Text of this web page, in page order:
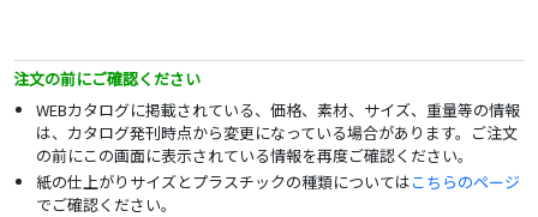
注文の前にご確認ください
WEBカタログに掲載されている、価格、素材、サイズ、重量等の情報
は、カタログ発刊時点から変更になっている場合があります。ご注文
の前にこの画面に表示されている情報を再度ご確認ください。
紙の仕上がりサイズとプラスチックの種類についてはこちらのページ
でご確認ください。